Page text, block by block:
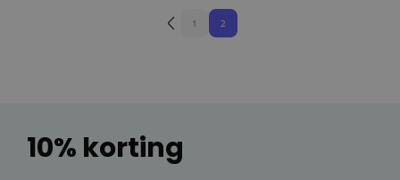
1 2
10% korting